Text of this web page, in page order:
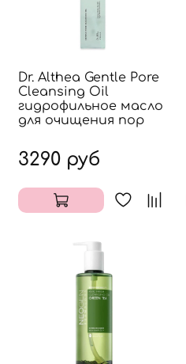
Dr. Althea Gentle Pore
Cleansing Oil
гидрофильное масло
для очищения пор
3290 руб